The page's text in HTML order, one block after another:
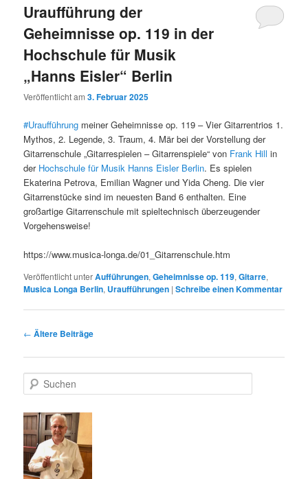
Uraufführung der
Geheimnisse op. 119 in der
Hochschule für Musik
„Hanns Eisler“ Berlin
Veröffentlicht am3. Februar 2025
#Uraufführung meiner Geheimnisse op. 119 – Vier Gitarrentrios 1.
Mythos, 2. Legende, 3. Traum, 4. Mär bei der Vorstellung der
Gitarrenschule „Gitarrespielen – Gitarrenspiele“ von Frank Hill in
der Hochschule für Musik Hanns Eisler Berlin. Es spielen
Ekaterina Petrova, Emilian Wagner und Yida Cheng. Die vier
Gitarrenstücke sind im neuesten Band 6 enthalten. Eine
großartige Gitarrenschule mit spieltechnisch überzeugender
Vorgehensweise!
https://www.musica-longa.de/01_Gitarrenschule.htm
Veröffentlicht unterAufführungen,Geheimnisse op. 119,Gitarre,
Musica Longa Berlin, Uraufführungen |Schreibe einen Kommentar
Beitragsnavigation
← Ältere Beiträge
u
h
e
n